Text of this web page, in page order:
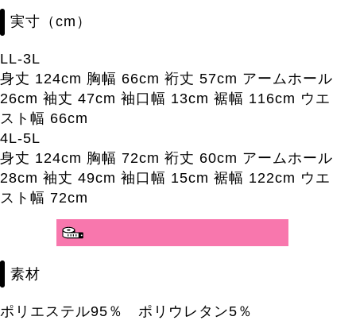
実寸（cm）
LL-3L
身丈 124cm 胸幅 66cm 裄丈 57cm アームホール
26cm 袖丈 47cm 袖口幅 13cm 裾幅 116cm ウエ
スト幅 66cm
4L-5L
身丈 124cm 胸幅 72cm 裄丈 60cm アームホール
28cm 袖丈 49cm 袖口幅 15cm 裾幅 122cm ウエ
スト幅 72cm
分かりやすいサイズガイド>>
素材
ポリエステル95％ ポリウレタン5％